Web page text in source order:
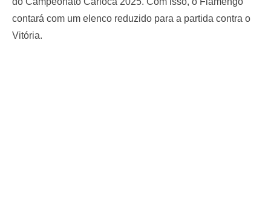
contará com um elenco reduzido para a partida contra o
Vitória.